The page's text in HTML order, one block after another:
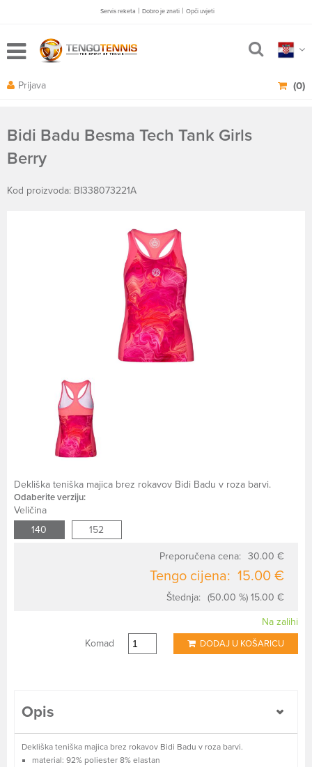
Servis reketa | Dobro je znati | Opči uvjeti
(0)
Prijava
Bidi Badu Besma Tech Tank Girls
Berry
Kod proizvoda: BI338073221A
Dekliška teniška majica brez rokavov Bidi Badu v roza barvi.
Odaberite verziju:
Veličina
140
152
Preporučena cena: 30.00 €
Tengo cijena: 15.00 €
Štednja: (50.00 %) 15.00 €
Na zalihi
Komad
DODAJ U KOŠARICU
Opis
Dekliška teniška majica brez rokavov Bidi Badu v roza barvi.
material: 92% poliester 8% elastan